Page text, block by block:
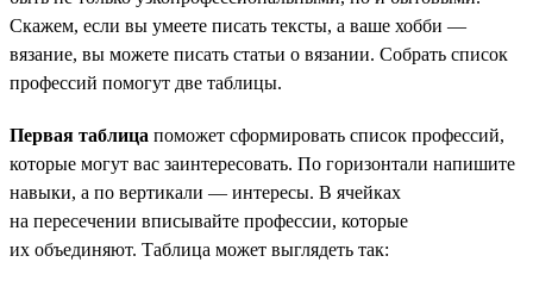
Скажем, если вы умеете писать тексты, а ваше хобби —
вязание, вы можете писать статьи о вязании. Собрать список
профессий помогут две таблицы.
Первая таблица поможет сформировать список профессий,
которые могут вас заинтересовать. По горизонтали напишите
навыки, а по вертикали — интересы. В ячейках
на пересечении вписывайте профессии, которые
их объединяют. Таблица может выглядеть так: